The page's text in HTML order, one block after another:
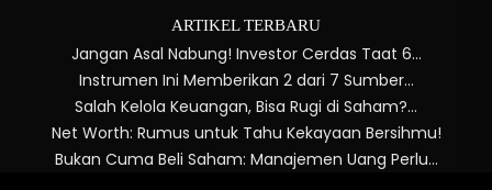
ARTIKEL TERBARU
Jangan Asal Nabung! Investor Cerdas Taat 6…
Instrumen Ini Memberikan 2 dari 7 Sumber…
Salah Kelola Keuangan, Bisa Rugi di Saham?…
Net Worth: Rumus untuk Tahu Kekayaan Bersihmu!
Bukan Cuma Beli Saham: Manajemen Uang Perlu…